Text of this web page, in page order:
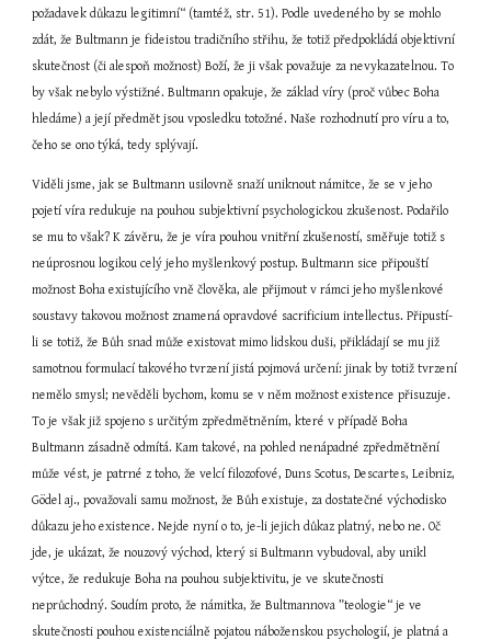
požadavek důkazu legitimní“ (tamtéž, str. 51). Podle uvedeného by se mohlo
zdát, že Bultmann je fideistou tradičního střihu, že totiž předpokládá objektivní
skutečnost (či alespoň možnost) Boží, že ji však považuje za nevykazatelnou. To
by však nebylo výstižné. Bultmann opakuje, že základ víry (proč vůbec Boha
hledáme) a její předmět jsou vposledku totožné. Naše rozhodnutí pro víru a to,
čeho se ono týká, tedy splývají.
Viděli jsme, jak se Bultmann usilovně snaží uniknout námitce, že se v jeho
pojetí víra redukuje na pouhou subjektivní psychologickou zkušenost. Podařilo
se mu to však? K závěru, že je víra pouhou vnitřní zkušeností, směřuje totiž s
neúprosnou logikou celý jeho myšlenkový postup. Bultmann sice připouští
možnost Boha existujícího vně člověka, ale přijmout v rámci jeho myšlenkové
soustavy takovou možnost znamená opravdové sacrificium intellectus. Připustí-
li se totiž, že Bůh snad může existovat mimo lidskou duši, přikládají se mu již
samotnou formulací takového tvrzení jistá pojmová určení: jinak by totiž tvrzení
nemělo smysl; nevěděli bychom, komu se v něm možnost existence přisuzuje.
To je však již spojeno s určitým zpředmětněním, které v případě Boha
Bultmann zásadně odmítá. Kam takové, na pohled nenápadné zpředmětnění
může vést, je patrné z toho, že velcí filozofové, Duns Scotus, Descartes, Leibniz,
Gödel aj., považovali samu možnost, že Bůh existuje, za dostatečné východisko
důkazu jeho existence. Nejde nyní o to, je-li jejich důkaz platný, nebo ne. Oč
jde, je ukázat, že nouzový východ, který si Bultmann vybudoval, aby unikl
výtce, že redukuje Boha na pouhou subjektivitu, je ve skutečnosti
neprůchodný. Soudím proto, že námitka, že Bultmannova ”teologie“ je ve
skutečnosti pouhou existenciálně pojatou náboženskou psychologií, je platná a